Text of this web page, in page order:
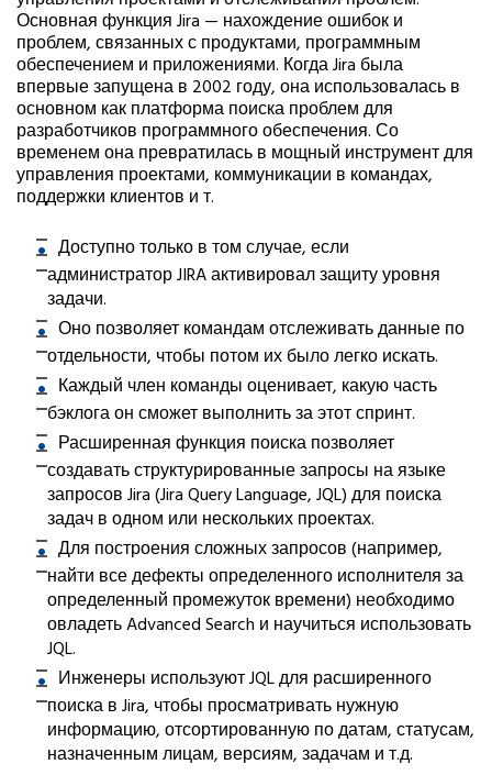
Основная функция Jira — нахождение ошибок и
проблем, связанных с продуктами, программным
обеспечением и приложениями. Когда Jira была
впервые запущена в 2002 году, она использовалась в
основном как платформа поиска проблем для
разработчиков программного обеспечения. Со
временем она превратилась в мощный инструмент для
управления проектами, коммуникации в командах,
поддержки клиентов и т.
Доступно только в том случае, если
администратор JIRA активировал защиту уровня
задачи.
Оно позволяет командам отслеживать данные по
отдельности, чтобы потом их было легко искать.
Каждый член команды оценивает, какую часть
бэклога он сможет выполнить за этот спринт.
Расширенная функция поиска позволяет
создавать структурированные запросы на языке
запросов Jira (Jira Query Language, JQL) для поиска
задач в одном или нескольких проектах.
Для построения сложных запросов (например,
найти все дефекты определенного исполнителя за
определенный промежуток времени) необходимо
овладеть Advanced Search и научиться использовать
JQL.
Инженеры используют JQL для расширенного
поиска в Jira, чтобы просматривать нужную
информацию, отсортированную по датам, статусам,
назначенным лицам, версиям, задачам и т.д.